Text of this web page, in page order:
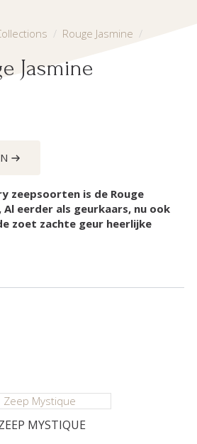
Rouge Jasmine
Jasmine
zeepsoorten is de Rouge
Al eerder als geurkaars, nu ook
zoet zachte geur heerlijke
MYSTIQUE